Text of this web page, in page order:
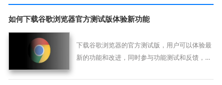
如何下载谷歌浏览器官方测试版体验新功能
下载谷歌浏览器的官方测试版，用户可以体验最
新的功能和改进，同时参与功能测试和反馈，帮